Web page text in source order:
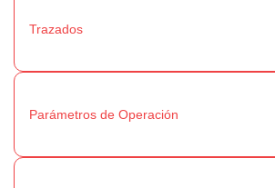
Trazados
Parámetros de Operación